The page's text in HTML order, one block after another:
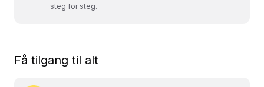
steg for steg.
Få tilgang til alt